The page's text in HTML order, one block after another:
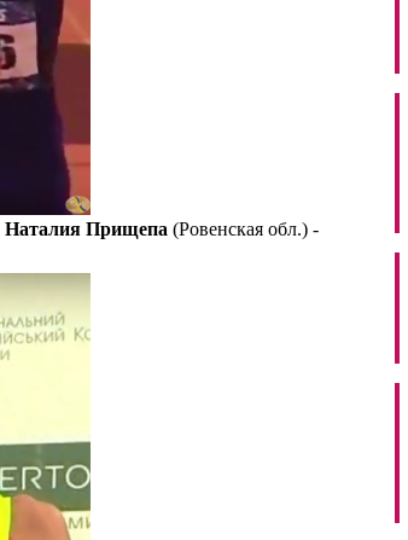
Наталия Прищепа (Ровенская обл.) -